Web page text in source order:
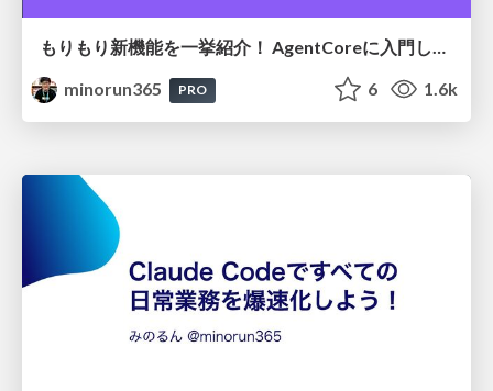
もりもり新機能を一挙紹介！ AgentCoreに入門して、AWS上にAIエージェントを構築しよう
minorun365
PRO 6 1.6k